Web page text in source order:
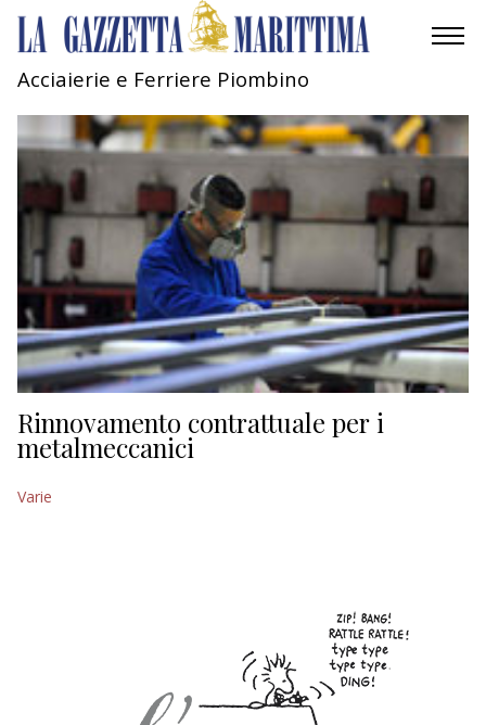
MOBILITÀ
INDUSTRIA
RICERCA
ECONOMIA
TURISMO
CULTURA
Acciaierie e Ferriere Piombino
Rinnovamento contrattuale per i
metalmeccanici
Varie